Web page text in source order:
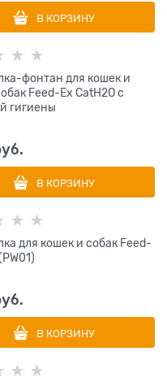
В КОРЗИНУ
фонтан для кошек и
Feed-Ex CatH2O с
гигиены
В КОРЗИНУ
для кошек и собак Feed-
В КОРЗИНУ